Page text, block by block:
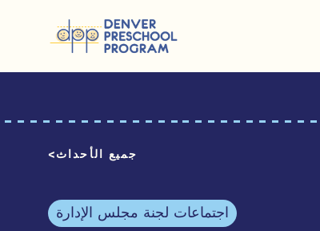
جميع الأحداث
اجتماعات لجنة مجلس الإدارة